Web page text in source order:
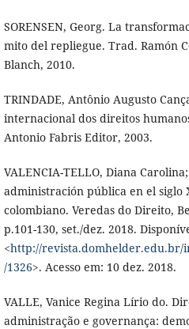
SORENSEN, Georg. La
mito del repliegue. Trad. Ramón
Blanch, 2010.
TRINDADE, Antônio Augusto
internacional dos direitos
Antonio Fabris Editor, 2003.
VALENCIA-TELLO, Diana
administración pública en el siglo
colombiano. Veredas do Direito,
p.101-130, set./dez. 2018.
<http://
/1326>. Acesso em: 10 dez. 2018.
VALLE, Vanice Regina Lírio do.
administração e governança: